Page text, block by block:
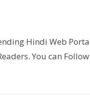
Hindi Web
You can